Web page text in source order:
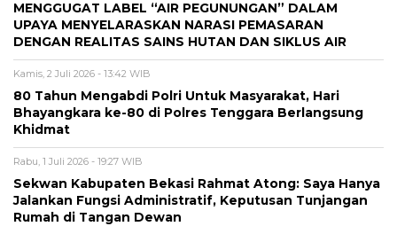
MENGGUGAT LABEL “AIR PEGUNUNGAN” DALAM
UPAYA MENYELARASKAN NARASI PEMASARAN
DENGAN REALITAS SAINS HUTAN DAN SIKLUS AIR
Kamis, 2 Juli 2026 - 13:42 WIB
80 Tahun Mengabdi Polri Untuk Masyarakat, Hari
Bhayangkara ke-80 di Polres Tenggara Berlangsung
Khidmat
Rabu, 1 Juli 2026 - 19:27 WIB
Sekwan Kabupaten Bekasi Rahmat Atong: Saya Hanya
Jalankan Fungsi Administratif, Keputusan Tunjangan
Rumah di Tangan Dewan